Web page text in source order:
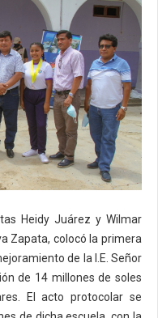
Heidy Juárez y Wilmar
Zapata, colocó la primera
de la I.E. Señor
de 14 millones de soles
El acto protocolar se